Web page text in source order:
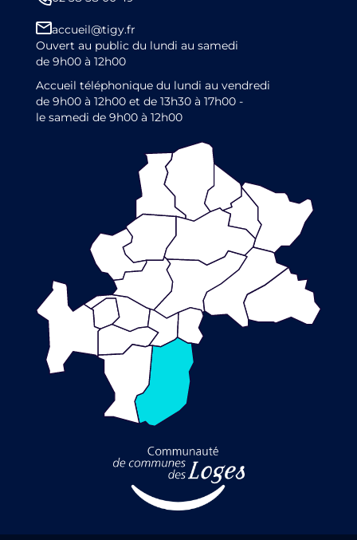
accueil@tigy.fr
Ouvert au public du lundi au samedi
de 9h00 à 12h00
Accueil téléphonique du lundi au vendredi
de 9h00 à 12h00 et de 13h30 à 17h00 -
le samedi de 9h00 à 12h00